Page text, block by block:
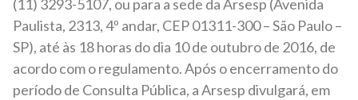
(11) 3293-5107, ou para a sede da Arsesp (Avenida
Paulista, 2313, 4º andar, CEP 01311-300 – São Paulo –
SP), até às 18 horas do dia 10 de outubro de 2016, de
acordo com o regulamento. Após o encerramento do
período de Consulta Pública, a Arsesp divulgará, em